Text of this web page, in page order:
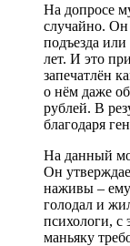
На допросе
случайно. Он
подъезда
лет. И это
запечатлён
о нём даже
рублей. В
благодаря
На данный
Он
наживы –
голодал и
психологи, с
маньяку